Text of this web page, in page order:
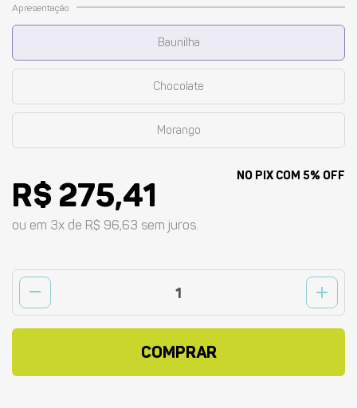
Apresentação
Baunilha
Chocolate
Morango
R$ 275,41 NO PIX COM 5% OFF
ou em 3x de R$ 96,63 sem juros.
remove add
COMPRAR